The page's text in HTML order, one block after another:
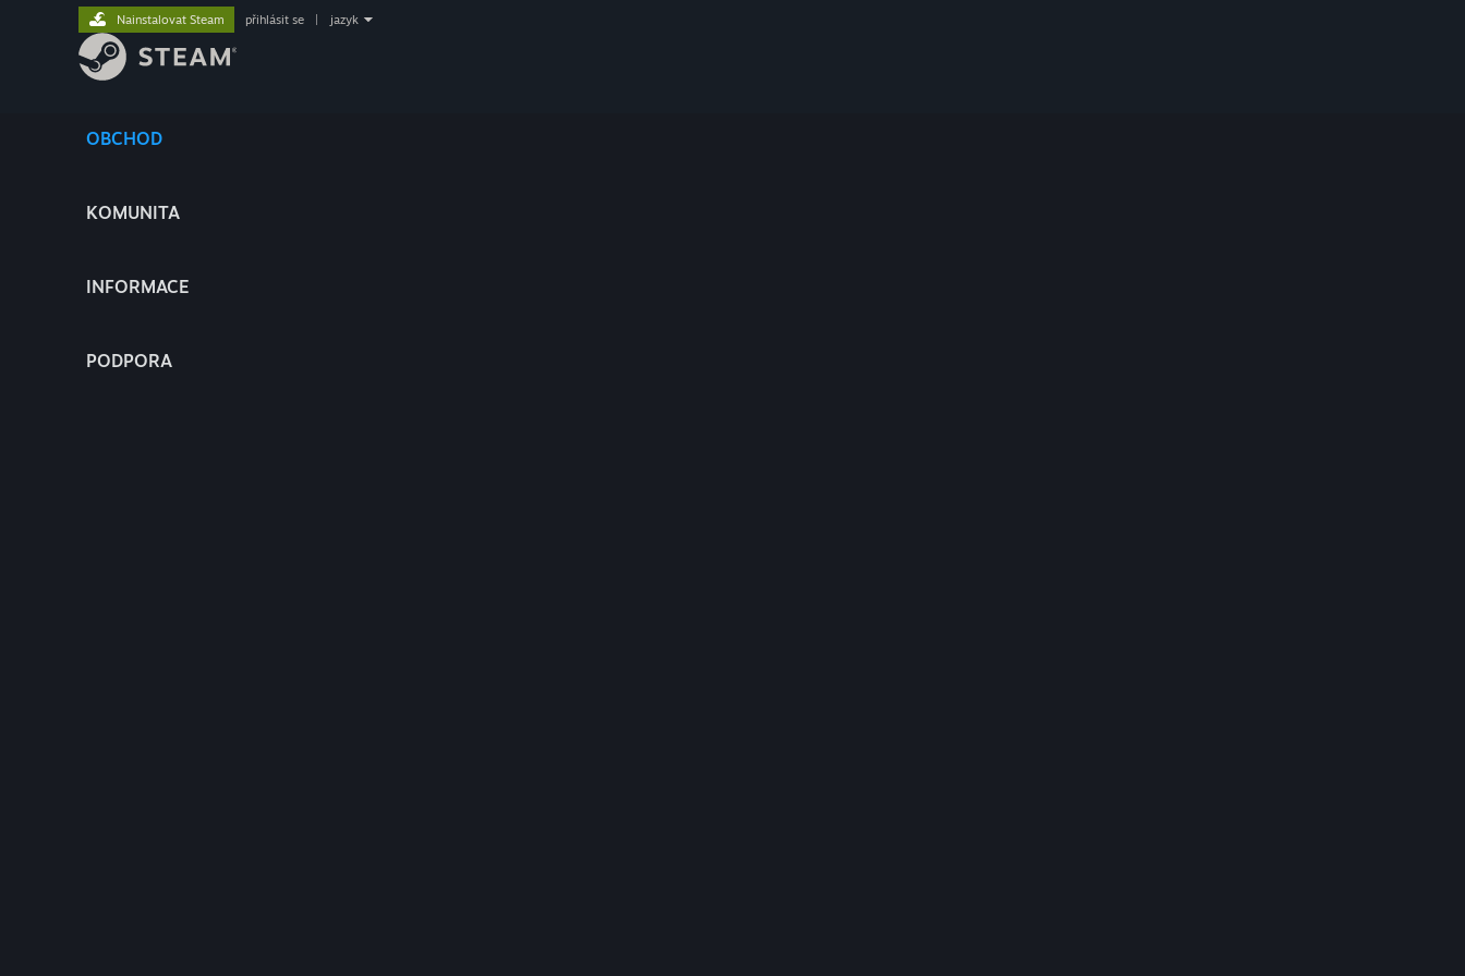
OBCHOD
KOMUNITA
INFORMACE
PODPORA
Nainstalovat Steam přihlásit se jazyk